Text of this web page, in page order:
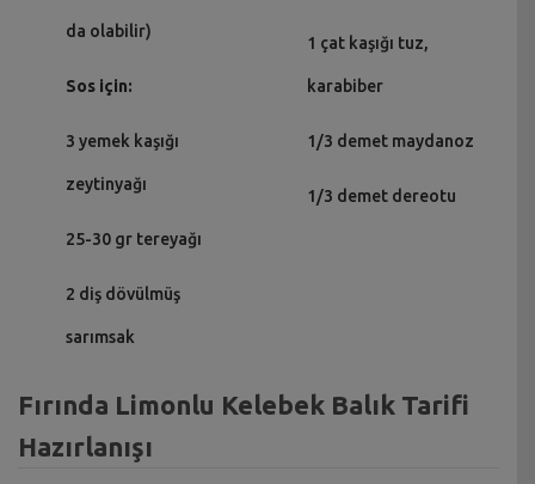
da olabilir)
Sos için:
3 yemek kaşığı
zeytinyağı
25-30 gr tereyağı
2 diş dövülmüş
sarımsak
1 çat kaşığı tuz,
karabiber
1/3 demet maydanoz
1/3 demet dereotu
Fırında Limonlu Kelebek Balık Tarifi
Hazırlanışı